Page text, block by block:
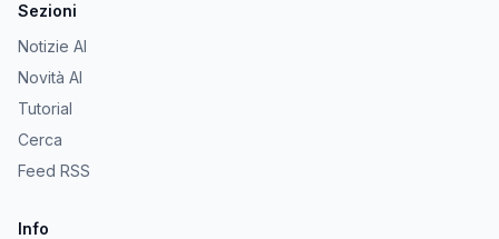
Sezioni
Notizie AI
Novità AI
Tutorial
Cerca
Feed RSS
Info